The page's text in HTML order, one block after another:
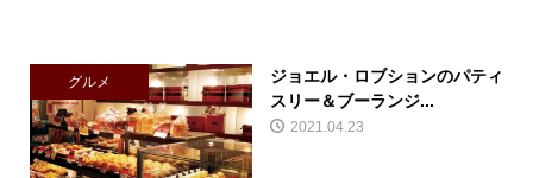
グルメ
ジョエル・ロブションのパティ
スリー＆ブーランジ...
2021.04.23